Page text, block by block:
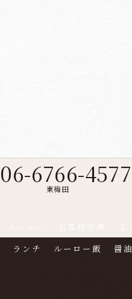
06-6766-4577
東梅田
ランチ ルーロー飯 醤油